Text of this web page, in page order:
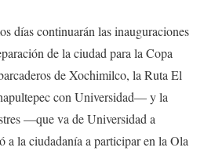
días continuarán las inauguraciones
de la ciudad para la Copa
de Xochimilco, la Ruta El
con Universidad— y la
—que va de Universidad a
a la ciudadanía a participar en la Ola